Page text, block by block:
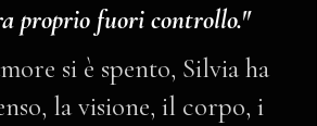
proprio fuori controllo."
si è spento, Silvia ha
la visione, il corpo, i